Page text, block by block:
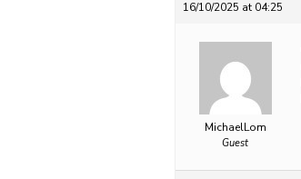
16/10/2025 at 04:25
MichaelLom
Guest